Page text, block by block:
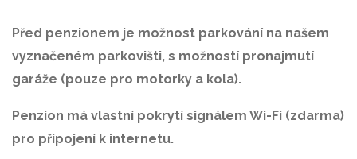
Před penzionem je možnost parkování na našem
vyznačeném parkovišti, s možností pronajmutí
garáže (pouze pro motorky a kola).
Penzion má vlastní pokrytí signálem Wi-Fi (zdarma)
pro připojení k internetu.